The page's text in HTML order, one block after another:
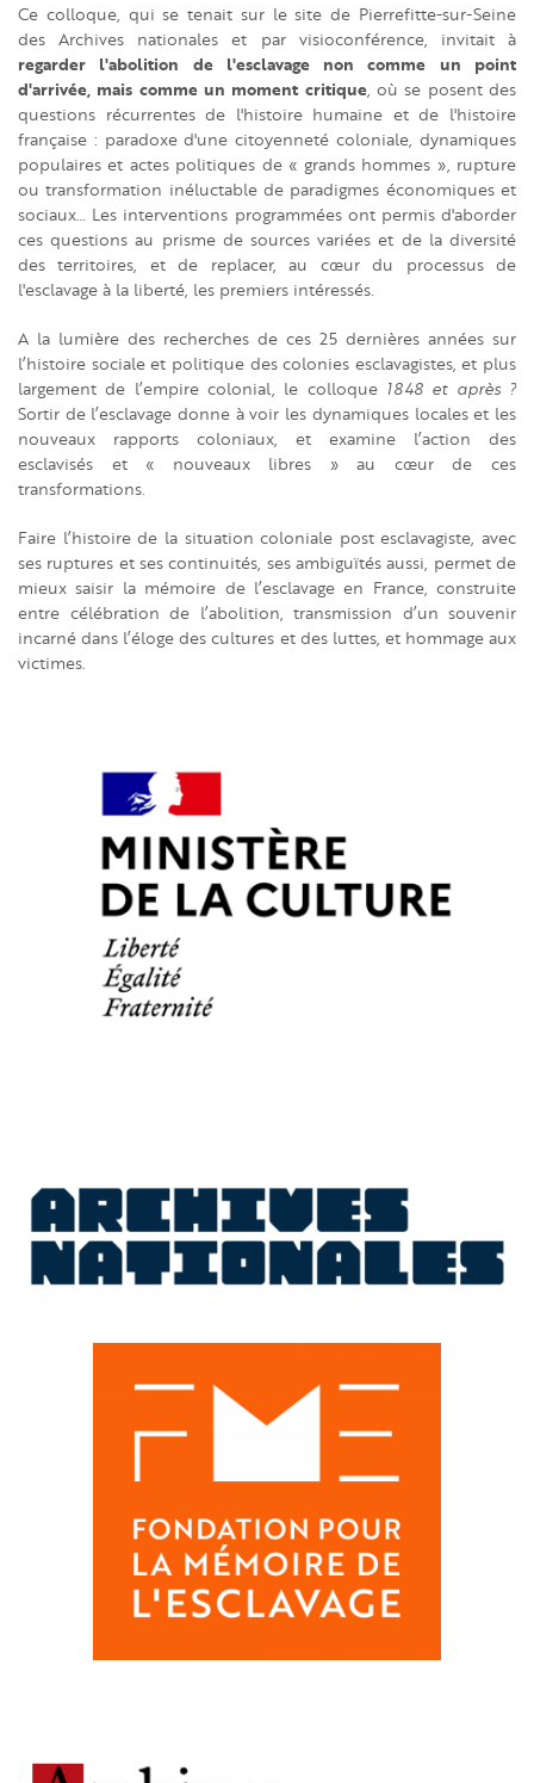
Ce colloque, qui se tenait sur le site de Pierrefitte-sur-Seine
des Archives nationales et par visioconférence, invitait à
regarder l'abolition de l'esclavage non comme un point
d'arrivée, mais comme un moment critique, où se posent des
questions récurrentes de l'histoire humaine et de l'histoire
française : paradoxe d'une citoyenneté coloniale, dynamiques
populaires et actes politiques de « grands hommes », rupture
ou transformation inéluctable de paradigmes économiques et
sociaux… Les interventions programmées ont permis d'aborder
ces questions au prisme de sources variées et de la diversité
des territoires, et de replacer, au cœur du processus de
l'esclavage à la liberté, les premiers intéressés.
A la lumière des recherches de ces 25 dernières années sur
l’histoire sociale et politique des colonies esclavagistes, et plus
largement de l’empire colonial, le colloque1848 et après ?
Sortir de l’esclavage donne à voir les dynamiques locales et les
nouveaux rapports coloniaux, et examine l’action des
esclavisés et « nouveaux libres » au cœur de ces
transformations.
Faire l’histoire de la situation coloniale post esclavagiste, avec
ses ruptures et ses continuités, ses ambiguïtés aussi, permet de
mieux saisir la mémoire de l’esclavage en France, construite
entre célébration de l’abolition, transmission d’un souvenir
incarné dans l’éloge des cultures et des luttes, et hommage aux
victimes.